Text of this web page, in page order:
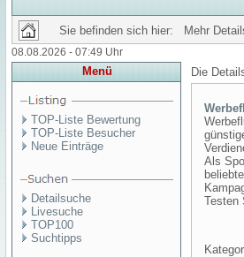
Sie befinden sich hier: Mehr
08.08.2026 - 07:49 Uhr
Menü
TOP-Liste Bewertung
TOP-Liste Besucher
Neue Einträge
Detailsuche
Livesuche
TOP100
Suchtipps
Die
Als
Testen